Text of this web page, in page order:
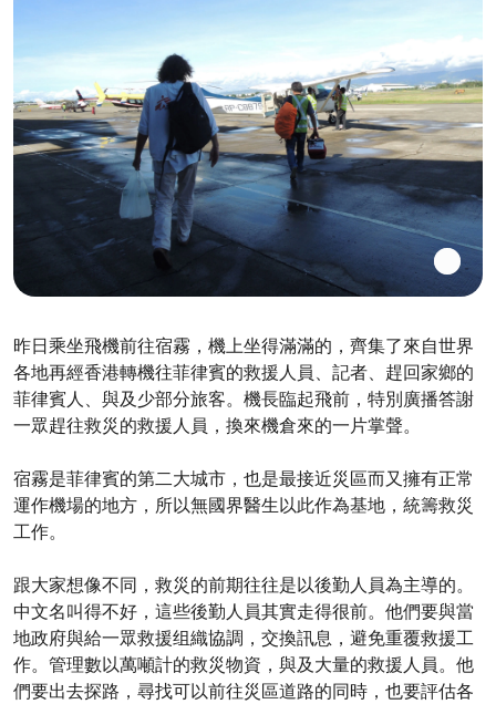
昨日乘坐飛機前往宿霧，機上坐得滿滿的，齊集了來自世界
各地再經香港轉機往菲律賓的救援人員、記者、趕回家鄉的
菲律賓人、與及少部分旅客。機長臨起飛前，特別廣播答謝
一眾趕往救災的救援人員，換來機倉來的一片掌聲。
宿霧是菲律賓的第二大城市，也是最接近災區而又擁有正常
運作機場的地方，所以無國界醫生以此作為基地，統籌救災
工作。
跟大家想像不同，救災的前期往往是以後勤人員為主導的。
中文名叫得不好，這些後勤人員其實走得很前。他們要與當
地政府與給一眾救援组織協調，交換訊息，避免重覆救援工
作。管理數以萬噸計的救災物資，與及大量的救援人員。他
們要出去探路，尋找可以前往災區道路的同時，也要評估各